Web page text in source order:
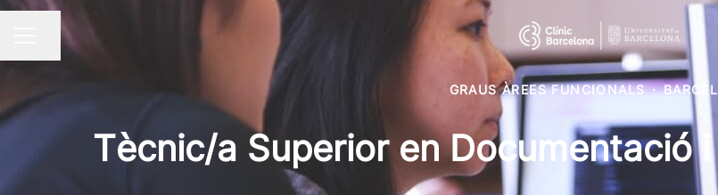
Menú borsa de treball
Compartir pàgina
GRAUS ÀREES FUNCIONALS ·
Tècnic/a Superior en Documentació